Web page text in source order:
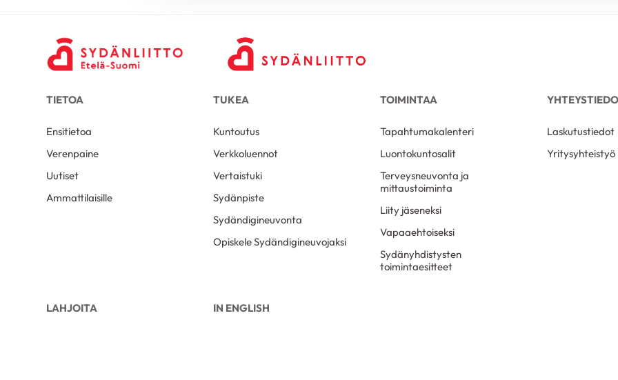
TIETOA
Ensitietoa
Verenpaine
Uutiset
Ammattilaisille
TUKEA
Kuntoutus
Verkkoluennot
Vertaistuki
Sydänpiste
Sydändigineuvonta
Opiskele Sydändigineuvojaksi
TOIMINTAA
Tapahtumakalenteri
Luontokuntosalit
Terveysneuvonta ja
mittaustoiminta
Liity jäseneksi
Vapaaehtoiseksi
Sydänyhdistysten
toimintaesitteet
Laskutustiedot
Yritysyhteistyö
LAHJOITA IN ENGLISH